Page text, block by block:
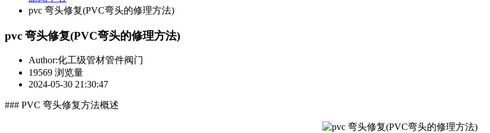
pvc 弯头修复(PVC弯头的修理方法)
pvc 弯头修复(PVC弯头的修理方法)
Author:化工级管材管件阀门
19569 浏览量
2024-05-30 21:30:47
### PVC 弯头修复方法概述